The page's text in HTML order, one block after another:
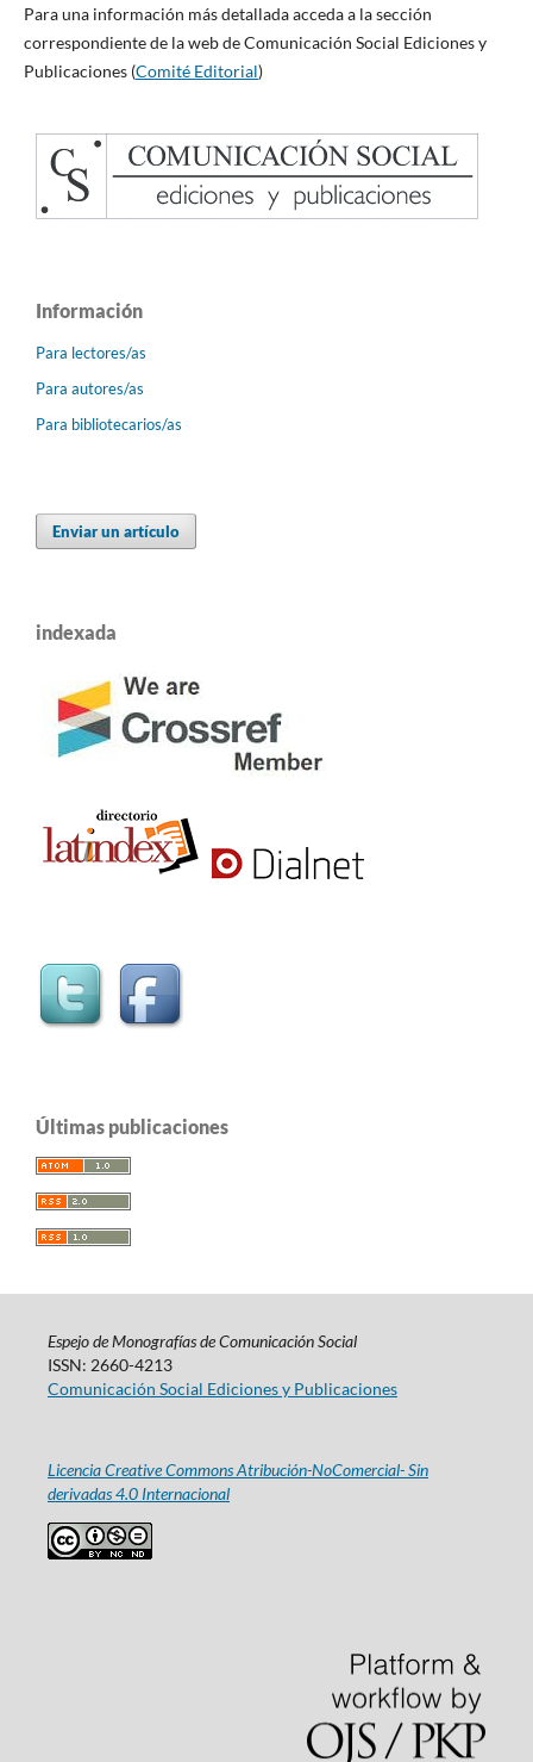
Para una información más detallada acceda a la sección
correspondiente de la web de Comunicación Social Ediciones y
Publicaciones (Comité Editorial)
Información
Para lectores/as
Para autores/as
Para bibliotecarios/as
Enviar un artículo
indexada
Últimas publicaciones
Espejo de Monografías de Comunicación Social
ISSN: 2660-4213
Comunicación Social Ediciones y Publicaciones
Licencia Creative Commons Atribución-NoComercial- Sin
derivadas 4.0 Internacional